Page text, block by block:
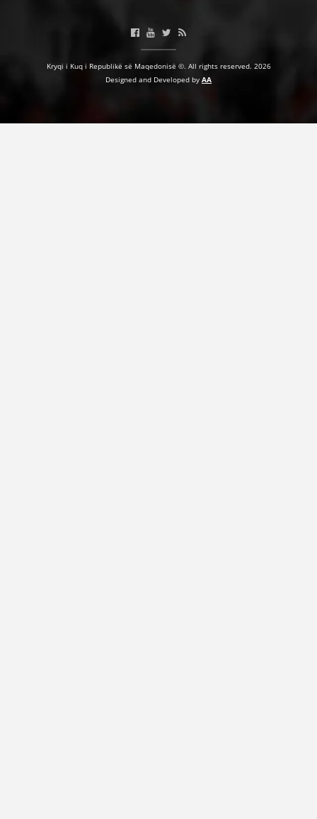
Kryqi i Kuq i Republikë së Maqedonisë ©. All rights reserved. 2026
Designed and Developed by AA